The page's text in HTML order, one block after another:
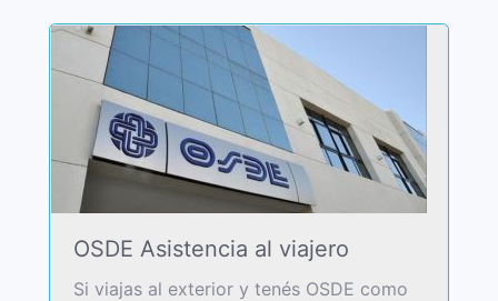
OSDE Asistencia al viajero
Si viajas al exterior y tenés OSDE como